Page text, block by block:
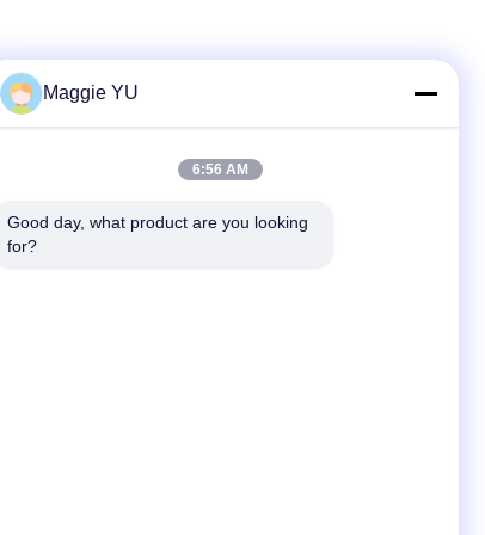
+86-23-6775-9464
Maggie YU
6:56 AM
Good day, what product are you looking
for?